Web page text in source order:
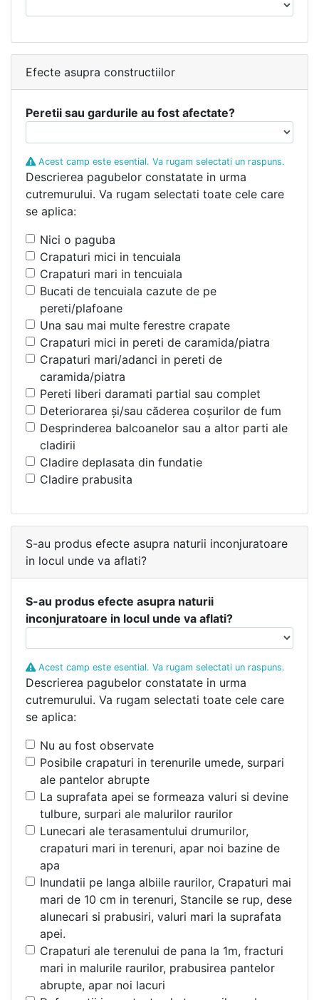
Efecte asupra constructiilor
Peretii sau gardurile au fost afectate?
Acest camp este esential. Va rugam selectati un raspuns.
Descrierea pagubelor constatate in urma
cutremurului. Va rugam selectati toate cele care
se aplica:
Nici o paguba
Crapaturi mici in tencuiala
Crapaturi mari in tencuiala
Bucati de tencuiala cazute de pe
pereti/plafoane
Una sau mai multe ferestre crapate
Crapaturi mici in pereti de caramida/piatra
Crapaturi mari/adanci in pereti de
caramida/piatra
Pereti liberi daramati partial sau complet
Deteriorarea şi/sau căderea coşurilor de fum
Desprinderea balcoanelor sau a altor parti ale
cladirii
Cladire deplasata din fundatie
Cladire prabusita
S-au produs efecte asupra naturii inconjuratoare
in locul unde va aflati?
S-au produs efecte asupra naturii
inconjuratoare in locul unde va aflati?
Acest camp este esential. Va rugam selectati un raspuns.
Descrierea pagubelor constatate in urma
cutremurului. Va rugam selectati toate cele care
se aplica:
Nu au fost observate
Posibile crapaturi in terenurile umede, surpari
ale pantelor abrupte
La suprafata apei se formeaza valuri si devine
tulbure, surpari ale malurilor raurilor
Lunecari ale terasamentului drumurilor,
crapaturi mari in terenuri, apar noi bazine de
apa
Inundatii pe langa albiile raurilor, Crapaturi mai
mari de 10 cm in terenuri, Stancile se rup, dese
alunecari si prabusiri, valuri mari la suprafata
apei.
Crapaturi ale terenului de pana la 1m, fracturi
mari in malurile raurilor, prabusirea pantelor
abrupte, apar noi lacuri